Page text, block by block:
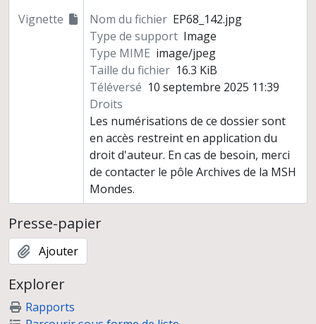
Vignette
Nom du fichier EP68_142.jpg
Type de support Image
Type MIME image/jpeg
Taille du fichier 16.3 KiB
Téléversé 10 septembre 2025 11:39
Droits
Les numérisations de ce dossier sont
en accès restreint en application du
droit d'auteur. En cas de besoin, merci
de contacter le pôle Archives de la MSH
Mondes.
Presse-papier
Ajouter
Explorer
Rapports